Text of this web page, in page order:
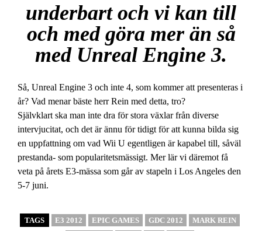
underbart och vi kan till
och med göra mer än så
med Unreal Engine 3.
Så, Unreal Engine 3 och inte 4, som kommer att presenteras i
år? Vad menar bäste herr Rein med detta, tro?
Självklart ska man inte dra för stora växlar från diverse
intervjucitat, och det är ännu för tidigt för att kunna bilda sig
en uppfattning om vad Wii U egentligen är kapabel till, såväl
prestanda- som popularitetsmässigt. Mer lär vi däremot få
veta på årets E3-mässa som går av stapeln i Los Angeles den
5-7 juni.
TAGS E3 2012 EPIC GAMES GDC 2012
MARK REIN